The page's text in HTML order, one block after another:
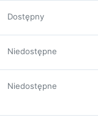
Dostępny
Niedostępne
Niedostępne